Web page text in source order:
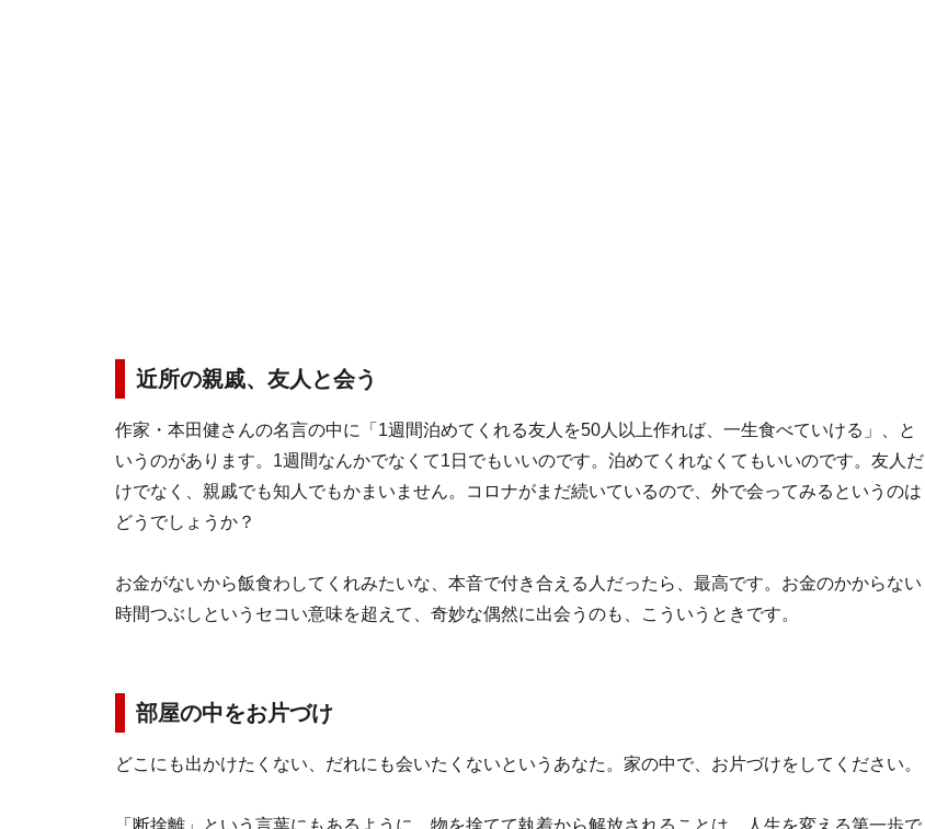
近所の親戚、友人と会う
作家・本田健さんの名言の中に「1週間泊めてくれる友人を50人以上作れば、一生食べていける」、と
いうのがあります。1週間なんかでなくて1日でもいいのです。泊めてくれなくてもいいのです。友人だ
けでなく、親戚でも知人でもかまいません。コロナがまだ続いているので、外で会ってみるというのは
どうでしょうか？
お金がないから飯食わしてくれみたいな、本音で付き合える人だったら、最高です。お金のかからない
時間つぶしというセコい意味を超えて、奇妙な偶然に出会うのも、こういうときです。
部屋の中をお片づけ
どこにも出かけたくない、だれにも会いたくないというあなた。家の中で、お片づけをしてください。
「断捨離」という言葉にもあるように、物を捨てて執着から解放されることは、人生を変える第一歩で